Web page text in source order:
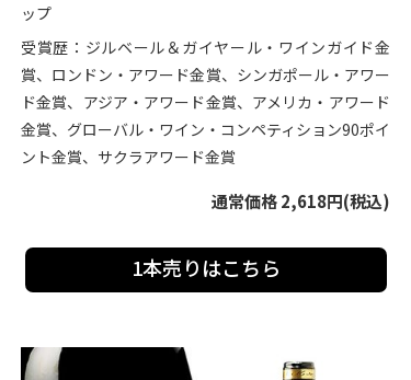
ップ
受賞歴：ジルベール＆ガイヤール・ワインガイド金
賞、ロンドン・アワード金賞、シンガポール・アワー
ド金賞、アジア・アワード金賞、アメリカ・アワード
金賞、グローバル・ワイン・コンペティション90ポイ
ント金賞、サクラアワード金賞
通常価格 2,618円(税込)
1本売りはこちら